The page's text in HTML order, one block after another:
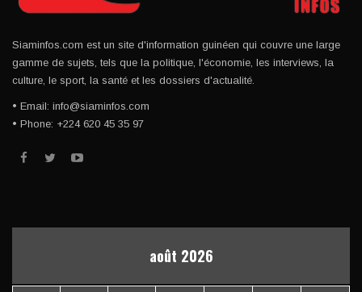
Siaminfos.com est un site d'information guinéen qui couvre une large
gamme de sujets, tels que la politique, l'économie, les interviews, la
culture, le sport, la santé et les dossiers d'actualité.
• Email: info@siaminfos.com
• Phone: +224 620 45 35 97
août 2026